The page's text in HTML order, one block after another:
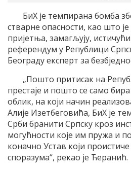
БиХ је темпирана бомба
стварне опасности, као што
пријетња, замагљују,
референдум у Републици
Београду експерт за
„Пошто притисак на
престаје и пошто се само
облик, на који начин
Алије Изетбеговића, БиХ је
Срби бранити Српску кроз
могућности које им пружа и
коначно Устав који
споразума“, рекао је Ћеранић.